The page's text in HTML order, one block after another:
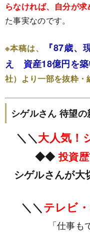
らなければ、自分が
た事実なのです。
※本稿は、
『87歳
え 資産18億円を築
社） より一部を抜粋・
シゲルさん 待望
＼＼大人気！
◆◆ 投資
シゲルさんが大
＼＼テレビ
「仕事も